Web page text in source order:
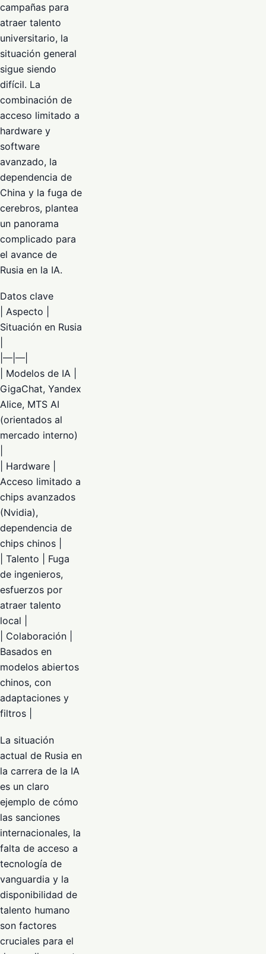
campañas para
atraer talento
universitario, la
situación general
sigue siendo
difícil. La
combinación de
acceso limitado a
hardware y
software
avanzado, la
dependencia de
China y la fuga de
cerebros, plantea
un panorama
complicado para
el avance de
Rusia en la IA.
Datos clave
| Aspecto |
Situación en Rusia
|—|—|
| Modelos de IA |
GigaChat, Yandex
Alice, MTS AI
(orientados al
mercado interno)
| Hardware |
Acceso limitado a
chips avanzados
(Nvidia),
dependencia de
chips chinos |
| Talento | Fuga
de ingenieros,
esfuerzos por
atraer talento
local |
| Colaboración |
Basados en
modelos abiertos
chinos, con
adaptaciones y
filtros |
La situación
actual de Rusia en
la carrera de la IA
es un claro
ejemplo de cómo
las sanciones
internacionales, la
falta de acceso a
tecnología de
vanguardia y la
disponibilidad de
talento humano
son factores
cruciales para el